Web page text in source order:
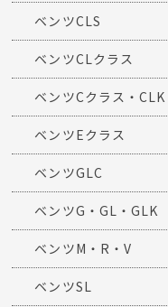
ベンツCLS
ベンツCLクラス
ベンツCクラス・CLK
ベンツEクラス
ベンツGLC
ベンツG・GL・GLK
ベンツM・R・V
ベンツSL